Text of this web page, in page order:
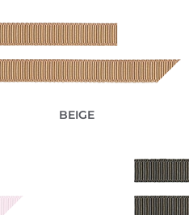
BEIGE